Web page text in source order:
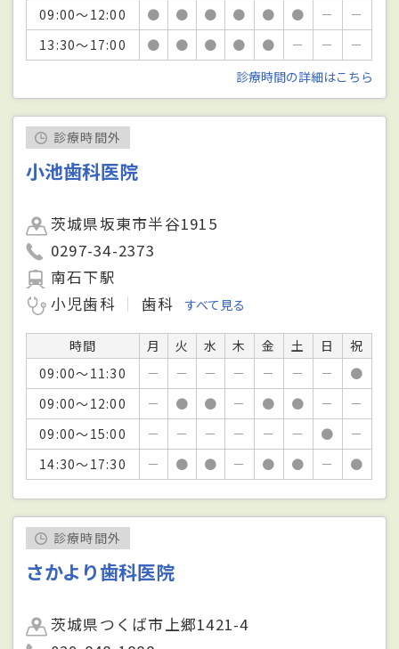
09:00～12:00
● ● ● ● ● ● －
－
13:30～17:00
● ● ● ● ● － －
－
診療時間の詳細はこちら
診療時間外
小池歯科医院
茨城県坂東市半谷1915
0297-34-2373
南石下駅
小児歯科
歯科 すべて見る
時間 月 火 水 木 金 土 日
祝
09:00～11:30
－ － － － － － －
●
09:00～12:00
－ ● ● － ● ● －
－
09:00～15:00
－ － － － － － ●
－
14:30～17:30
－ ● ● － ● ● － ●
診療時間外
さかより歯科医院
茨城県つくば市上郷1421-4